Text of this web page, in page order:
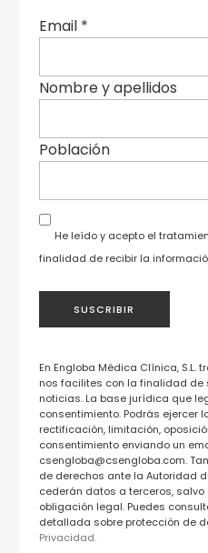
Email *
Nombre y apellidos
Población
He leído y acepto el
finalidad de recibir la
En Engloba Médica Clínica,
nos facilites con la finalidad de
noticias. La base jurídica que
consentimiento. Podrás ejercer
rectificación, limitación,
consentimiento enviando un
csengloba@csengloba.com.
de derechos ante la Autoridad
cederán datos a terceros, salvo
obligación legal. Puedes
detallada sobre protección de
Privacidad.